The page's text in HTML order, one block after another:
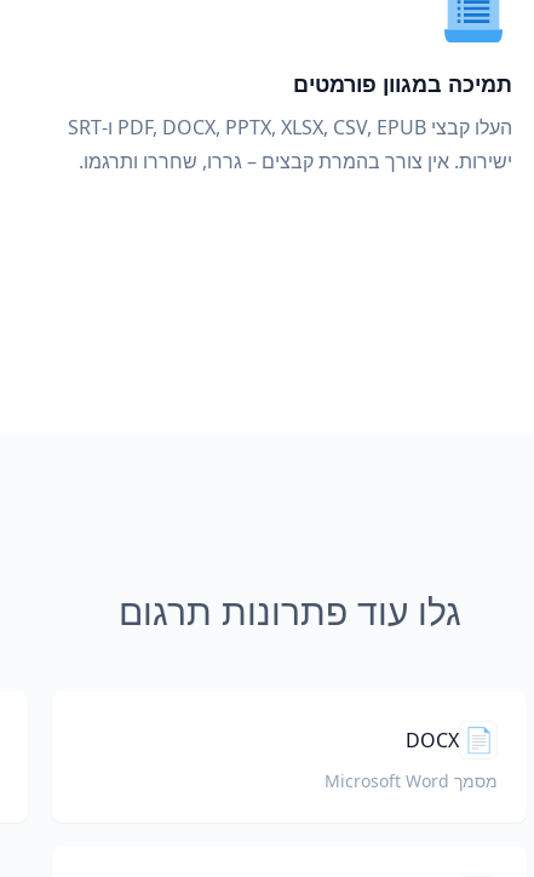
תמיכה במגוון פורמטים
העלו קבצי PDF, DOCX, PPTX, XLSX, CSV, EPUB ו-SRT
ישירות. אין צורך בהמרת קבצים – גררו, שחררו ותרגמו.
גלו עוד פתרונות תרגום
📄
DOCX
מסמך Microsoft Word